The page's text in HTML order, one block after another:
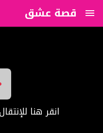
قصة عشق
?>
انقر هنا